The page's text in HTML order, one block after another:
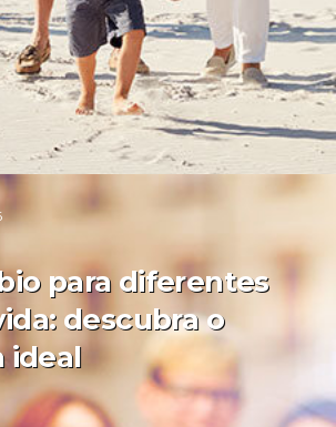
para diferentes
descubra o
ideal